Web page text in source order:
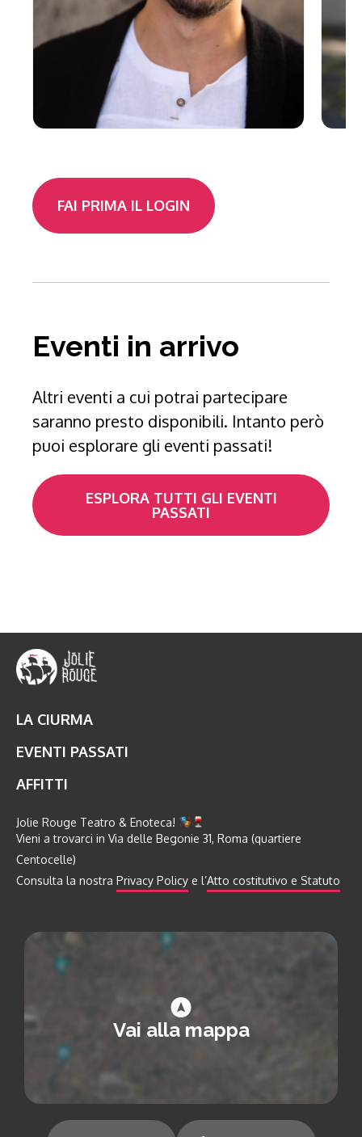
FAI PRIMA IL LOGIN
Eventi in arrivo
Altri eventi a cui potrai partecipare
saranno presto disponibili. Intanto però
puoi esplorare gli eventi passati!
ESPLORA TUTTI GLI EVENTI
PASSATI
LA CIURMA
EVENTI PASSATI
AFFITTI
Jolie Rouge Teatro & Enoteca!
Vieni a trovarci in Via delle Begonie 31, Roma (quartiere
Centocelle)
Consulta la nostra Privacy Policy e l’Atto costitutivo e Statuto
Vai alla mappa